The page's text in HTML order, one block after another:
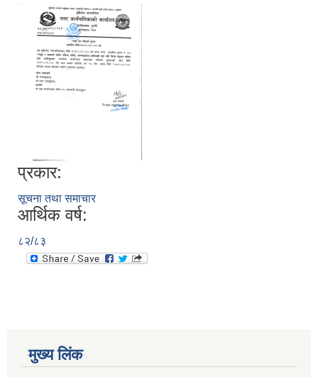
प्रकार:
सूचना तथा समाचार
आर्थिक वर्ष:
८२/८३
मुख्य लिंक